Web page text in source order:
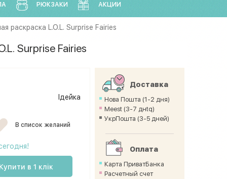
РЮКЗАКИ АКЦИИ
раскраска L.O.L. Surprise Fairies
Surprise Fairies
Ідейка
В список желаний
в 1 клік
Доставка
Нова Пошта (1-2 дня)
Meest (3-7 днtq)
УкрПошта (3-5 дней)
Оплата
Карта ПриватБанка
Расчетный счет